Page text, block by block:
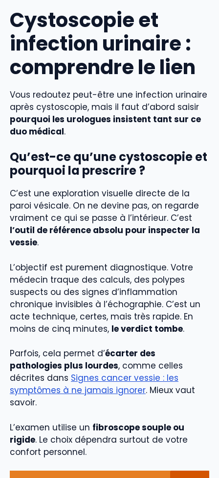
Cystoscopie et
infection urinaire :
comprendre le lien
Vous redoutez peut-être une infection urinaire
après cystoscopie, mais il faut d’abord saisir
pourquoi les urologues insistent tant sur ce
duo médical.
Qu’est-ce qu’une cystoscopie et
pourquoi la prescrire ?
C’est une exploration visuelle directe de la
paroi vésicale. On ne devine pas, on regarde
vraiment ce qui se passe à l’intérieur. C’est
l’outil de référence absolu pour inspecter la
vessie.
L’objectif est purement diagnostique. Votre
médecin traque des calculs, des polypes
suspects ou des signes d’inflammation
chronique invisibles à l’échographie. C’est un
acte technique, certes, mais très rapide. En
moins de cinq minutes, le verdict tombe.
Parfois, cela permet d’écarter des
pathologies plus lourdes, comme celles
décrites dans Signes cancer vessie : les
symptômes à ne jamais ignorer. Mieux vaut
savoir.
L’examen utilise un fibroscope souple ou
rigide. Le choix dépendra surtout de votre
confort personnel.